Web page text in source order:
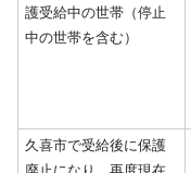
護受給中の世帯（停止
中の世帯を含む）
久喜市で受給後に保護